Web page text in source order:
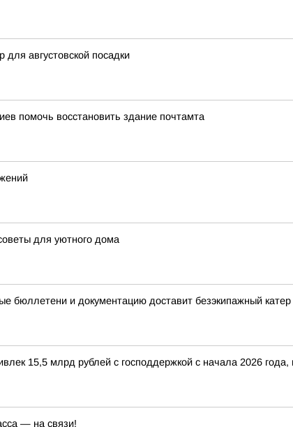
для августовской посадки
помочь восстановить здание почтамта
для уютного дома
бюллетени и документацию доставит безэкипажный катер
15,5 млрд рублей с господдержкой с начала 2026
— на связи!